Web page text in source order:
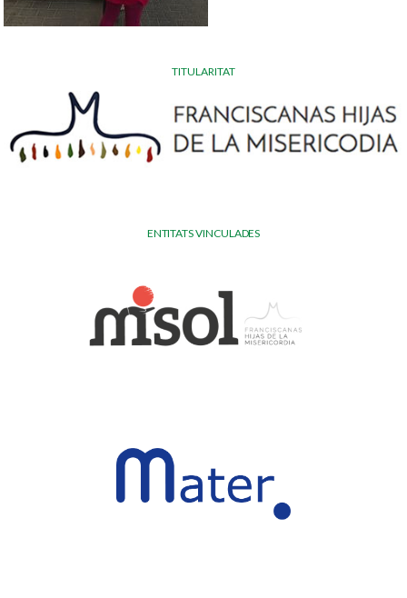
TITULARITAT
ENTITATS VINCULADES